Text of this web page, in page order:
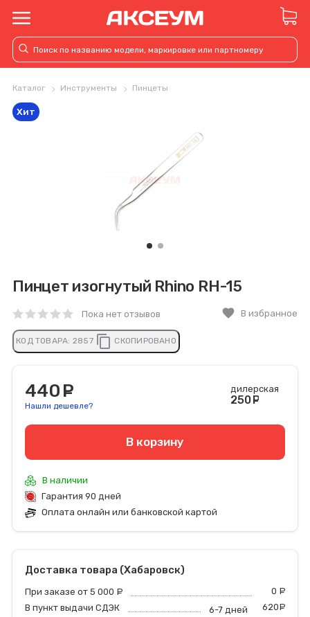
Каталог Инструменты Пинцеты
Пинцет изогнутый Rhino RH-15
Пока нет отзывов favorite В избранное
КОД ТОВАРА: 2857 content_copy СКОПИРОВАНО
Хит
440
Нашли дешевле?
дилерская
250
В корзину
В наличии
Гарантия 90 дней
Оплата онлайн или банковской картой
Доставка товара (Хабаровск)
При заказе от 5 000 0
В пункт выдачи СДЭК
6-7 дней 620